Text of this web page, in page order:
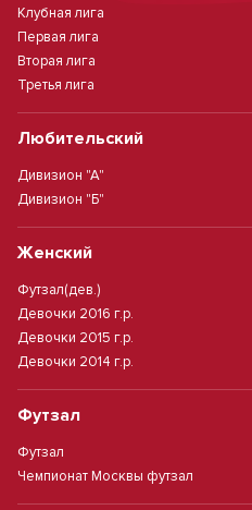
Клубная лига
Первая лига
Вторая лига
Третья лига
Любительский
Дивизион "А"
Дивизион "Б"
Женский
Футзал(дев.)
Девочки 2016 г.р.
Девочки 2015 г.р.
Девочки 2014 г.р.
Футзал
Футзал
Чемпионат Москвы футзал